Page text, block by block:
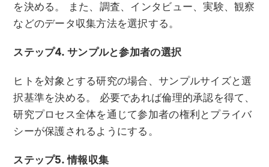
を決める。 また、調査、インタビュー、実験、観察
などのデータ収集方法を選択する。
ステップ4. サンプルと参加者の選択
ヒトを対象とする研究の場合、サンプルサイズと選
択基準を決める。 必要であれば倫理的承認を得て、
研究プロセス全体を通じて参加者の権利とプライバ
シーが保護されるようにする。
ステップ5. 情報収集